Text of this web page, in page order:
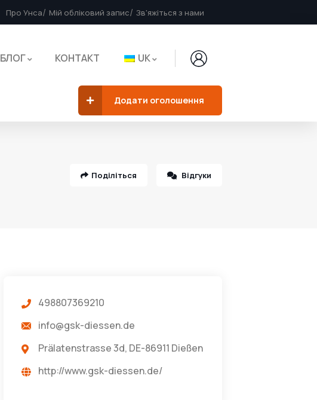
Про Унса Мій обліковий запис Зв'яжіться з нами
БЛОГ КОНТАКТ UK
Додати оголошення
Поділіться Відгуки
498807369210
info@gsk-diessen.de
Prälatenstrasse 3d, DE-86911 Dießen
http://www.gsk-diessen.de/